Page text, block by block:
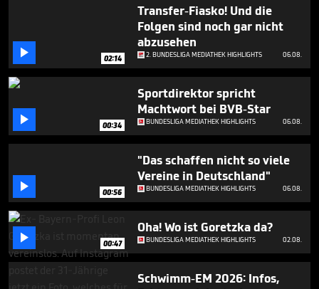
 02:14
Transfer-Fiasko! Und die
Folgen sind noch gar nicht
abzusehen
2. BUNDESLIGA MEDIATHEK HIGHLIGHTS 06.08.
 00:34
Sportdirektor spricht
Machtwort bei BVB-Star
BUNDESLIGA MEDIATHEK HIGHLIGHTS 06.08.
 00:56
"Das schaffen nicht so viele
Vereine in Deutschland"
BUNDESLIGA MEDIATHEK HIGHLIGHTS 06.08.
 00:47
Oha! Wo ist Goretzka da?
BUNDESLIGA MEDIATHEK HIGHLIGHTS 02.08.
Schwimm-EM 2026: Infos,